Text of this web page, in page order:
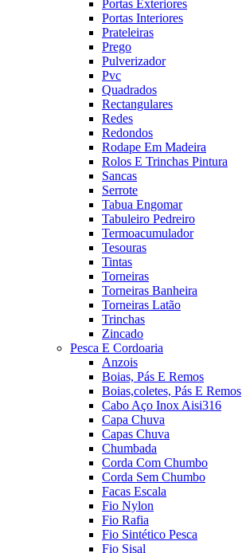
Portas Exteriores
Portas Interiores
Prateleiras
Prego
Pulverizador
Pvc
Quadrados
Rectangulares
Redes
Redondos
Rodape Em Madeira
Rolos E Trinchas Pintura
Sancas
Serrote
Tabua Engomar
Tabuleiro Pedreiro
Termoacumulador
Tesouras
Tintas
Torneiras
Torneiras Banheira
Torneiras Latão
Trinchas
Zincado
Pesca E Cordoaria
Anzois
Boias, Pás E Remos
Boias,coletes, Pás E Remos
Cabo Aço Inox Aisi316
Capa Chuva
Capas Chuva
Chumbada
Corda Com Chumbo
Corda Sem Chumbo
Facas Escala
Fio Nylon
Fio Rafia
Fio Sintético Pesca
Fio Sisal